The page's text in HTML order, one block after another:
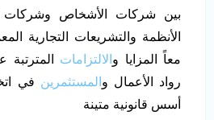
بين شركات الأشخاص وشركات
الأنظمة والتشريعات التجارية
معاً المزايا و الالتزامات
رواد الأعمال و المستثمرين في
أسس قانونية متينة